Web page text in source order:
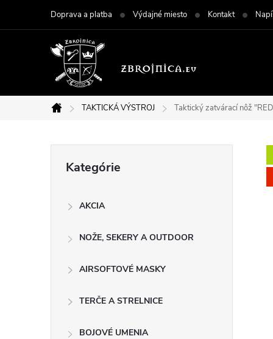
Doprava a platba Výdajné miesto Kontakt
Domov
TAKTICKÁ VÝSTROJ Taktický zatvárací nôž
kategórie
Kategórie
AKCIA
NOŽE, SEKERY A OUTDOOR
AIRSOFTOVÉ MASKY
TERČE A STRELNICE
BOJOVÉ UMENIA